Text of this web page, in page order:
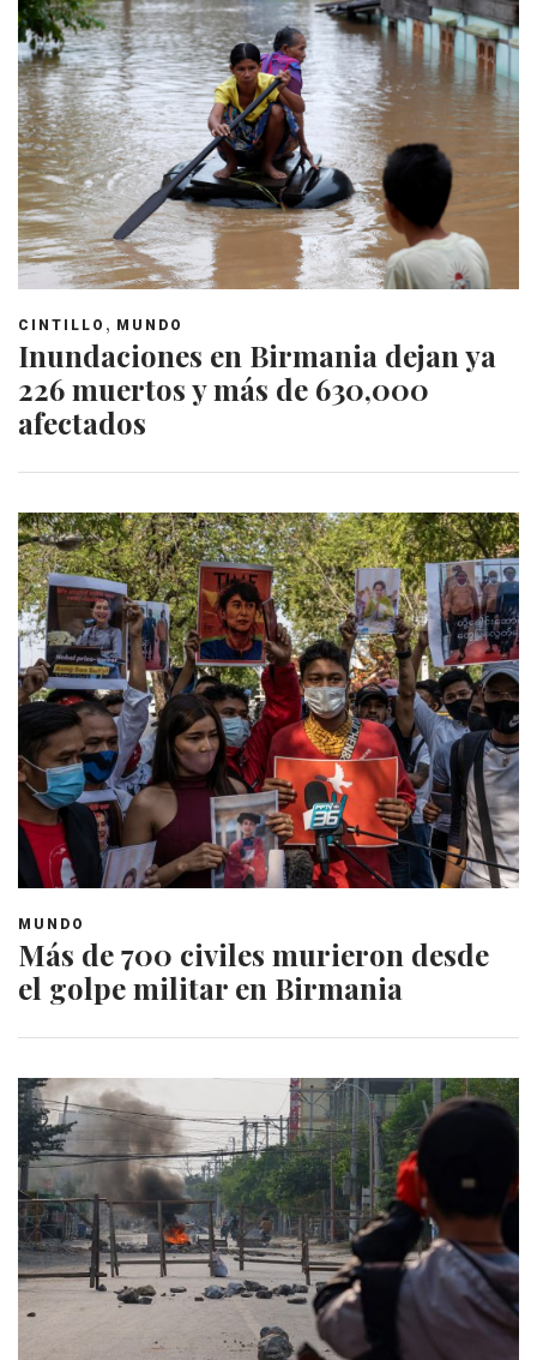
CINTILLO , MUNDO
Inundaciones en Birmania dejan ya
226 muertos y más de 630,000
afectados
MUNDO
Más de 700 civiles murieron desde
el golpe militar en Birmania